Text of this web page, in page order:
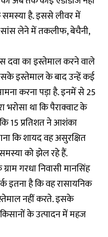
है. इससे लीवर में
लेने में तकलीफ, बेचैनी,
दवा का इस्तेमाल करने वाले
इस्तेमाल के बाद उन्हें कई
करना पड़ा है. इनमें से 25
भरोसा था कि पैराक्वाट के
15 प्रतिशत ने आशंका
कि शायद वह असुरक्षित
को झेल रहे हैं.
गरधा निवासी मानसिंह
इतना है कि वह रासायनिक
नहीं करते. इसके
के उत्पादन में महज